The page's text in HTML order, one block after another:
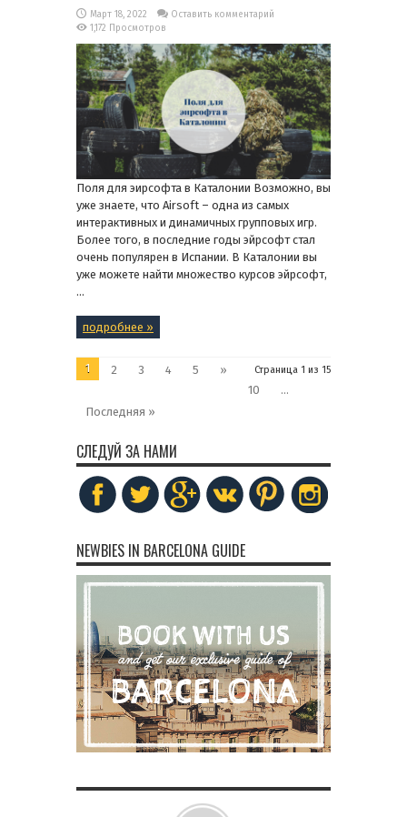
Март 18, 2022
Оставить комментарий
1,172 Просмотров
Поля для эирсофта в Каталонии Возможно, вы
уже знаете, что Airsoft – одна из самых
интерактивных и динамичных групповых игр.
Более того, в последние годы эйрсофт стал
очень популярен в Испании. В Каталонии вы
уже можете найти множество курсов эйрсофт,
...
подробнее »
Страница 1 из 15
1 2 3 4 5
»
10
...
Последняя »
СЛЕДУЙ ЗА НАМИ
NEWBIES IN BARCELONA GUIDE